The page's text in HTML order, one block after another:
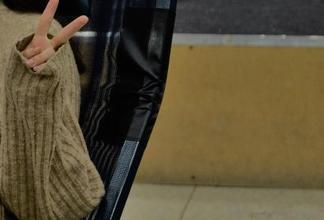
«Россия – мои горизонты»
поможет школьникам с
выбором актуальной профессии
5 августа 2026
НГПУ ждет первокурсников на
собрания по зачислению
4 августа 2026